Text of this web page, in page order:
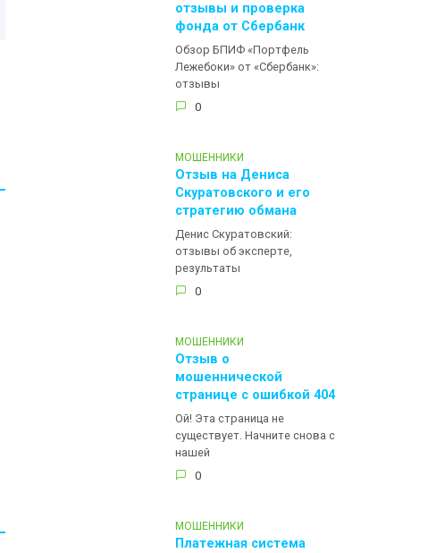
отзывы и проверка
фонда от Сбербанк
Обзор БПИФ «Портфель
Лежебоки» от «Сбербанк»:
отзывы
0
МОШЕННИКИ
Отзыв на Дениса
Скуратовского и его
стратегию обмана
Денис Скуратовский:
отзывы об эксперте,
результаты
0
МОШЕННИКИ
Отзыв о
мошеннической
странице с ошибкой 404
Ой! Эта страница не
существует. Начните снова с
нашей
0
МОШЕННИКИ
Платежная система